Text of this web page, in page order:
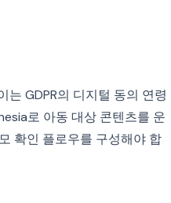
GDPR의 디지털 동의 연령
로 아동 대상 콘텐츠를 운
확인 플로우를 구성해야 합